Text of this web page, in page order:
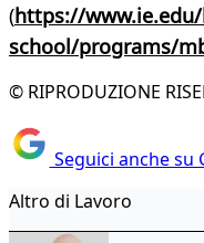
(https://
school/programs/
© RIPRODUZIONE
Seguici anche su
Altro di Lavoro